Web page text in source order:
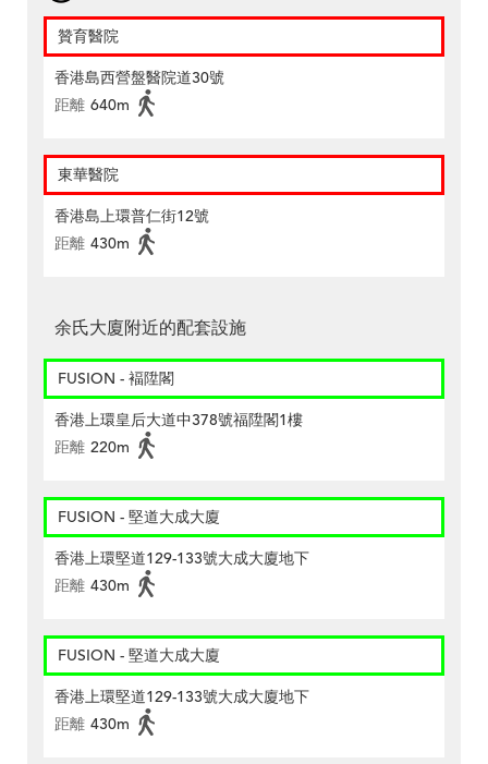
贊育醫院
香港島西營盤醫院道30號
距離 640m
東華醫院
香港島上環普仁街12號
距離 430m
余氏大廈附近的配套設施
FUSION - 褔陞閣
香港上環皇后大道中378號福陞閣1樓
距離 220m
FUSION - 堅道大成大廈
香港上環堅道129-133號大成大廈地下
距離 430m
FUSION - 堅道大成大廈
香港上環堅道129-133號大成大廈地下
距離 430m